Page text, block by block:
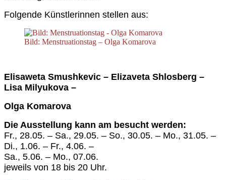
Folgende Künstlerinnen stellen aus:
Bild: Menstruationstag – Olga Komarova
Elisaweta Smushkevic – Elizaveta Shlosberg –
Lisa Milyukova –
Olga Komarova
Die Ausstellung kann am besucht werden:
Fr., 28.05. – Sa., 29.05. – So., 30.05. – Mo., 31.05. –
Di., 1.06. – Fr., 4.06. –
Sa., 5.06. – Mo., 07.06.
jeweils von 18 bis 20 Uhr.